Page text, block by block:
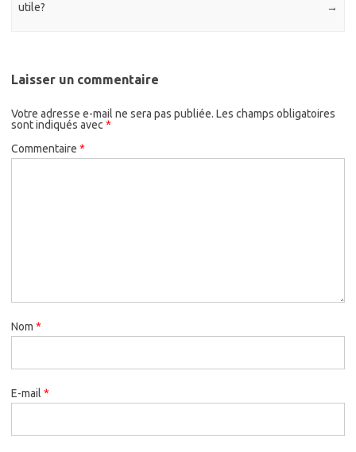
utile?
→
Laisser un commentaire
Votre adresse e-mail ne sera pas publiée. Les champs obligatoires
sont indiqués avec *
Commentaire *
Nom *
E-mail *